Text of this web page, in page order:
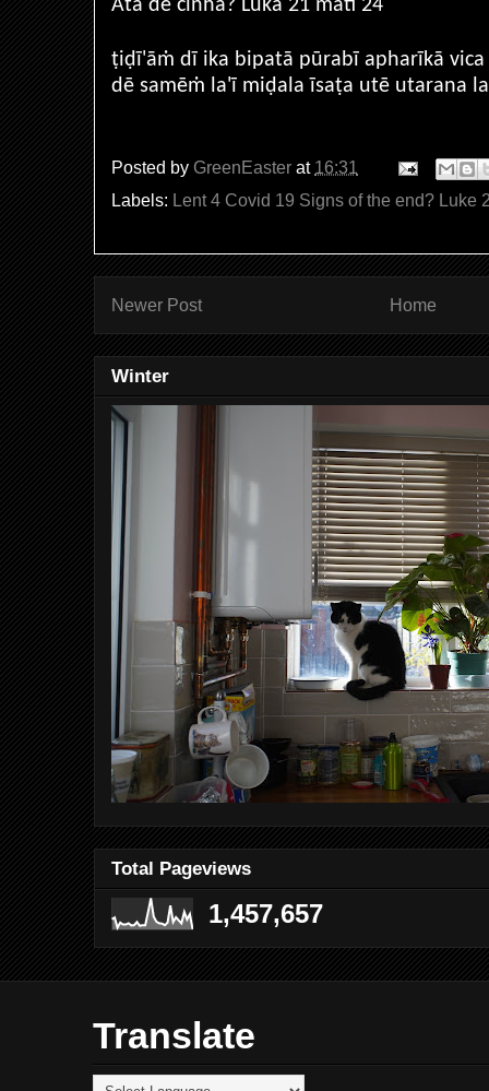
Ata dē cinha? Lūkā 21 matī 24
ṭiḍī'āṁ dī ika bipatā pūrabī apharīkā
dē samēṁ la'ī miḍala īsaṭa utē utarana
Posted by GreenEaster at 16:31
Labels: Lent 4 Covid 19 Signs of the end? Luke
Newer Post Home
Winter
Total Pageviews
1,457,657
Translate